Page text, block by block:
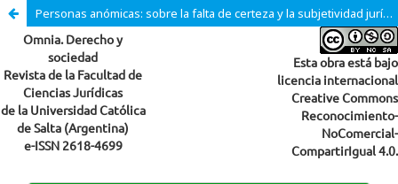
Personas anómicas: sobre la falta de certeza y la subjetividad jurídica en tiempos de pandemia